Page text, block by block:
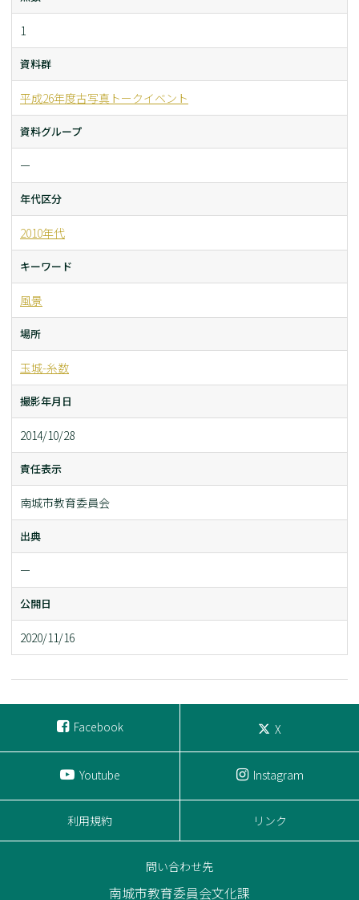
1
資料群
平成26年度古写真トークイベント
資料グループ
ー
年代区分
2010年代
キーワード
風景
場所
玉城-糸数
撮影年月日
2014/10/28
責任表示
南城市教育委員会
出典
ー
公開日
2020/11/16
Facebook X
Youtube Instagram
利用規約 リンク
問い合わせ先
南城市教育委員会文化課